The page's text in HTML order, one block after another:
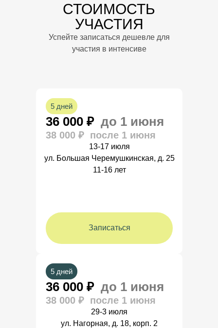
5 дней
36 000 ₽ до 1 июня
38 000 ₽ после 1 июня
13-17 июля
ул. Большая Черемушкинская, д. 25
11-16 лет
Записаться
5 дней
36 000 ₽ до 1 июня
38 000 ₽ после 1 июня
29-3 июля
ул. Нагорная, д. 18, корп. 2
СТОИМОСТЬ
УЧАСТИЯ
Успейте записаться дешевле для
участия в интенсиве
вопросы